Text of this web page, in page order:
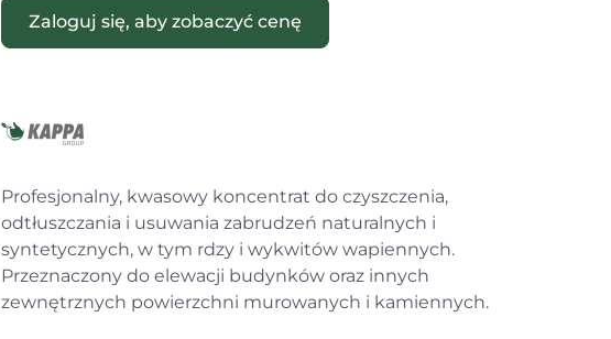
Zaloguj się, aby zobaczyć cenę
Profesjonalny, kwasowy koncentrat do czyszczenia,
odtłuszczania i usuwania zabrudzeń naturalnych i
syntetycznych, w tym rdzy i wykwitów wapiennych.
Przeznaczony do elewacji budynków oraz innych
zewnętrznych powierzchni murowanych i kamiennych.